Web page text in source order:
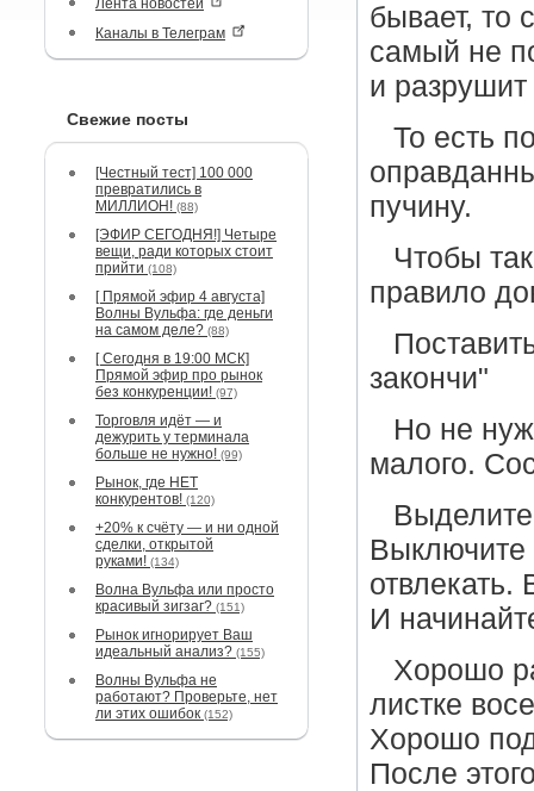
Лента новостей
Каналы в Телеграм
Свежие посты
[Честный тест] 100 000
превратились в
МИЛЛИОН! (88)
[ЭФИР СЕГОДНЯ!] Четыре
вещи, ради которых стоит
прийти (108)
[ Прямой эфир 4 августа]
Волны Вульфа: где деньги
на самом деле? (88)
[ Сегодня в 19:00 МСК]
Прямой эфир про рынок
без конкуренции! (97)
Торговля идёт — и
дежурить у терминала
больше не нужно! (99)
Рынок, где НЕТ
конкурентов! (120)
+20% к счёту — и ни одной
сделки, открытой
руками! (134)
Волна Вульфа или просто
красивый зигзаг? (151)
Рынок игнорирует Ваш
идеальный анализ? (155)
Волны Вульфа не
работают? Проверьте, нет
ли этих ошибок (152)
бывает, то
самый не
и
То есть
пучину.
Чтобы
правило
закончи"
Но не
малого.
Выключите
отвлекать.
И
Хорошо
листке
Хорошо
После